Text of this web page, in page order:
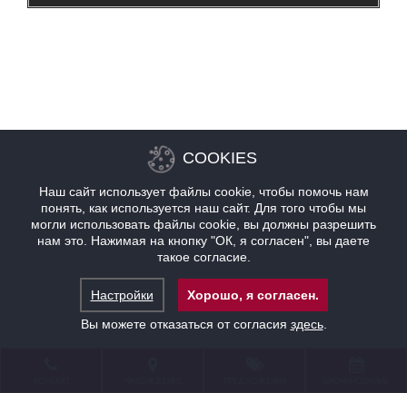
COOKIES
Наш сайт использует файлы cookie, чтобы помочь нам
понять, как используется наш сайт. Для того чтобы мы
могли использовать файлы cookie, вы должны разрешить
нам это. Нажимая на кнопку "ОК, я согласен", вы даете
такое согласие.
Настройки
Хорошо, я согласен.
Вы можете отказаться от согласия здесь.